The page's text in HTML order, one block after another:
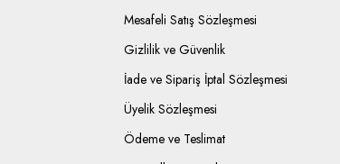
Mesafeli Satış Sözleşmesi
Gizlilik ve Güvenlik
İade ve Sipariş İptal Sözleşmesi
Üyelik Sözleşmesi
Ödeme ve Teslimat